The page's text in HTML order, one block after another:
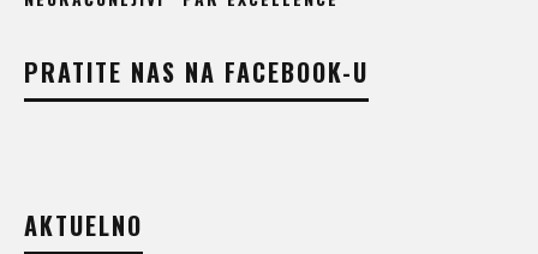
PRATITE NAS NA FACEBOOK-U
AKTUELNO